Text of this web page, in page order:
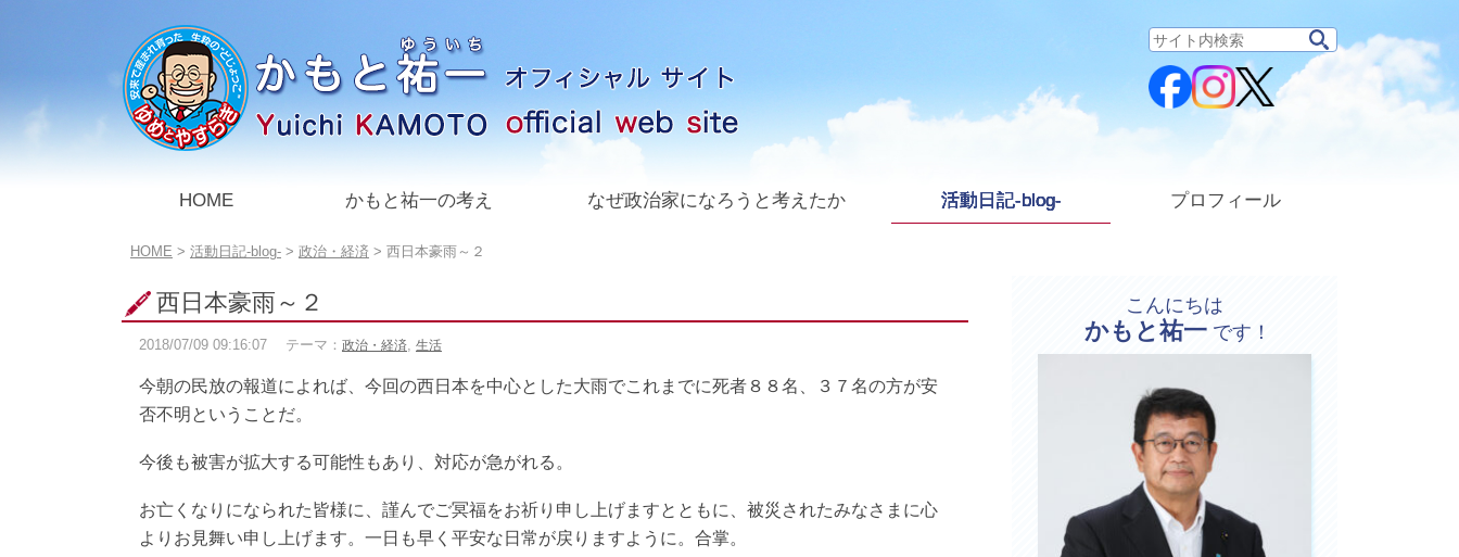
サ
ト
内
検
HOME かもと祐一の考え なぜ政治家になろうと考えたか 活動日記-blog- プロフィール
こ
ペ
ー
の
置:
HOME > 活動日記-blog- > 政治・経済 > 西日本豪雨～２
西日本豪雨～２
2018/07/09 09:16:07 テーマ： 政治・経済, 生活
今朝の民放の報道によれば、今回の西日本を中心とした大雨でこれまでに死者８８名、３７名の方が安
否不明ということだ。
今後も被害が拡大する可能性もあり、対応が急がれる。
お亡くなりになられた皆様に、謹んでご冥福をお祈り申し上げますとともに、被災されたみなさまに心
よりお見舞い申し上げます。一日も早く平安な日常が戻りますように。合掌。
こんにちは
プ
ロ
かもと祐一 です！